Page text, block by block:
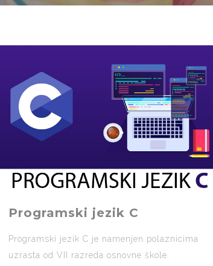
Programski jezik C
Programski jezik C je namenjen polaznicima
uzrasta od VII razreda osnovne škole.